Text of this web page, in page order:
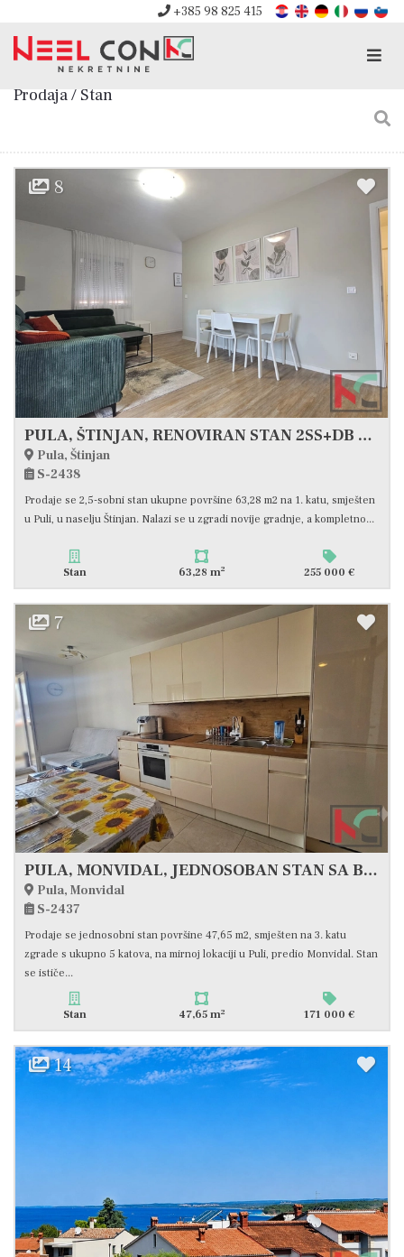
+385 98 825 415
Prodaja / Stan
8
PULA, ŠTINJAN, RENOVIRAN STAN 2SS+DB SA BALKONOM, #PRODAJA
Pula, Štinjan
S-2438
Prodaje se 2,5-sobni stan ukupne površine 63,28 m2 na 1. katu, smješten
u Puli, u naselju Štinjan. Nalazi se u zgradi novije gradnje, a kompletno...
Stan 63,28 m2 255 000 €
7
PULA, MONVIDAL, JEDNOSOBAN STAN SA BALKONOM, #PRODAJA
Pula, Monvidal
S-2437
Prodaje se jednosobni stan površine 47,65 m2, smješten na 3. katu
zgrade s ukupno 5 katova, na mirnoj lokaciji u Puli, predio Monvidal. Stan
se ističe...
Stan 47,65 m2 171 000 €
14